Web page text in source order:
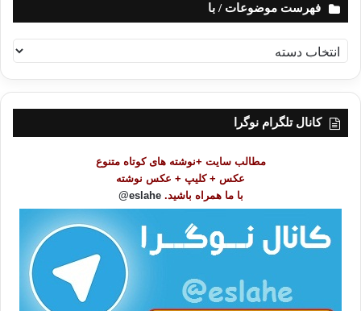
فهرست موضوعات / با
ه
ر
کانال تلگرام نوگرا
مطالب سایت +نوشته های کوتاه متنوع
عکس + کلیپ + عکس نوشته
با ما همراه باشید. eslahe@